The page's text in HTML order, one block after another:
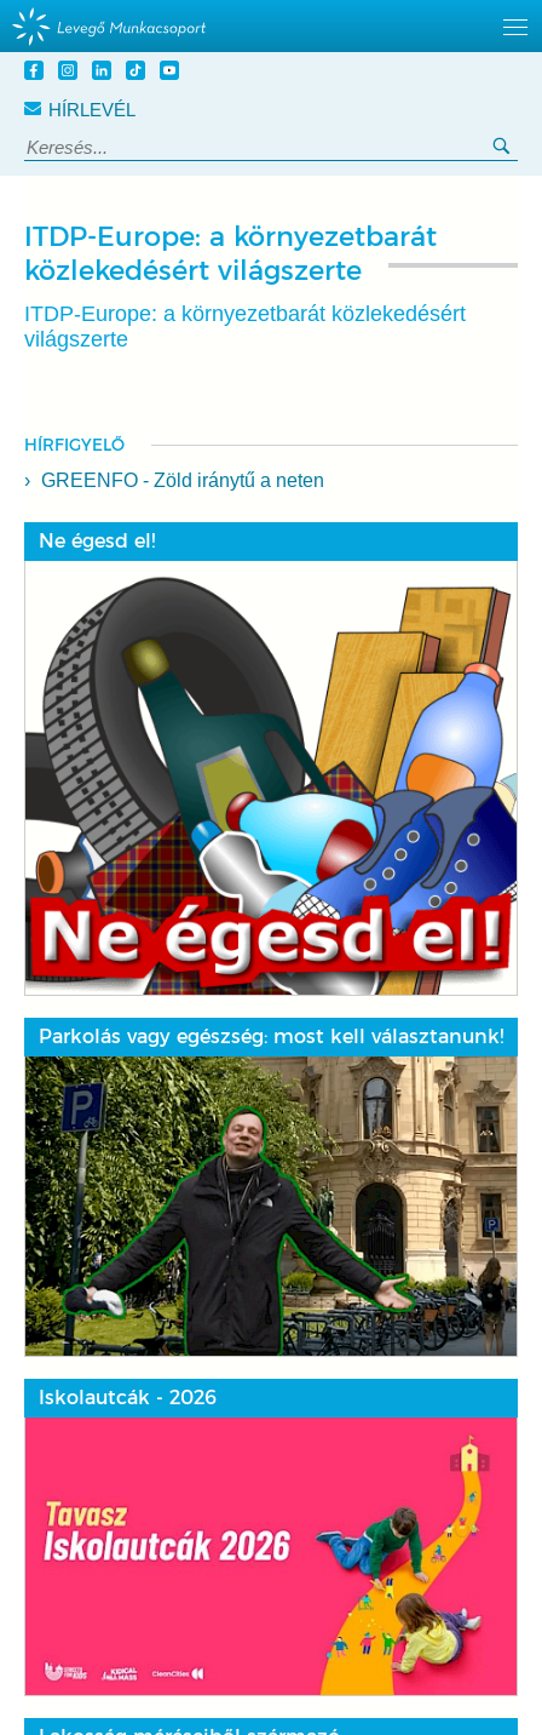
Tovább
tartalomra
HÍRLEVÉL
Keresés:
ITDP-Europe: a környezetbarát
közlekedésért világszerte
ITDP-Europe: a környezetbarát közlekedésért
világszerte
HÍRFIGYELŐ
GREENFO - Zöld iránytű a neten
Ne égesd el!
Parkolás vagy egészség: most kell választanunk!
Iskolautcák - 2026